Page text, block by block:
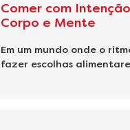
Comer com
Corpo e Mente
Em um mundo onde o
fazer escolhas